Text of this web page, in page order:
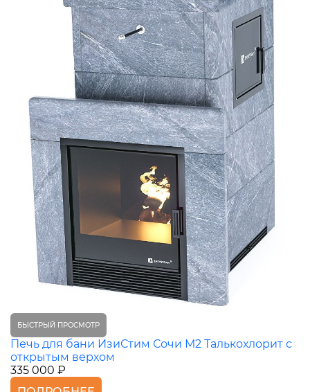
БЫСТРЫЙ ПРОСМОТР
Печь для бани ИзиСтим Сочи М2 Талькохлорит с
открытым верхом
335 000 ₽